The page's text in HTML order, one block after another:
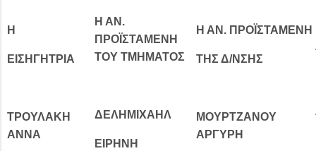
Η
ΕΙΣΗΓΗΤΡΙΑ
ΤΡΟΥΛΑΚΗ
ΑΝΝΑ
Η ΑΝ.
ΠΡΟΪΣΤΑΜΕΝΗ
ΤΟΥ ΤΜΗΜΑΤΟΣ
ΔΕΛΗΜΙΧΑΗΛ
ΕΙΡΗΝΗ
Η ΑΝ. ΠΡΟΪΣΤΑΜΕΝΗ
ΤΗΣ Δ/ΝΣΗΣ
ΜΟΥΡΤΖΑΝΟΥ
ΑΡΓΥΡΗ